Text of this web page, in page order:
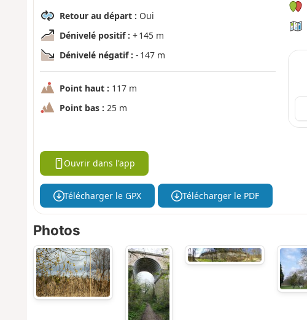
Retour au départ : Oui
Dénivelé positif : + 145 m
Dénivelé négatif : - 147 m
Point haut : 117 m
Point bas : 25 m
Ouvrir dans l'app
Télécharger le GPX Télécharger le PDF
Photos